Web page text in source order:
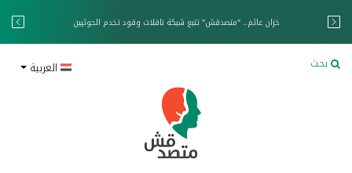
خزان عائم.. "متصدقش" تتبع شبكة ناقلات وقود تخدم الحوثيين
بحث العربية